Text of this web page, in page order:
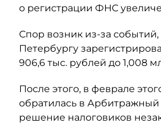
о регистрации ФНС
Спор возник из-за
Петербургу
906,6 тыс. рублей до 1,008
После этого, в феврале
обратилась в Арбитражный
решение налоговиков